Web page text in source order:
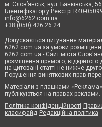
м. Слов’янськ, вул. Банківська,
Ідентифікатор у Реєстрі R40-05099
info@6262.com.ua
+38 (050) 426 26 24
Допускається цитування
6262.com.ua за умови
6262.com.ua - Сайт міста
розміщення прямого,
на цитовані статті не нижче
Порушення виняткових прав
Матеріали з плашками
публікуються на правах реклами.
Політика конфіденційності
класифайд Редакційна політика